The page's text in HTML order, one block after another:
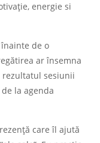
energie si
de o
ar însemna
rezultatul sesiunii
la agenda
care îl ajută